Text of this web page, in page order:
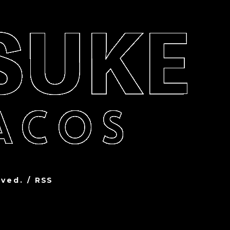
/ RSS